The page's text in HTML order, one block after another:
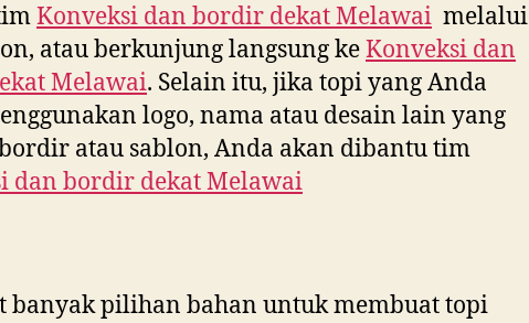
Konveksi dan bordir dekatMelawai melalui
atau berkunjung langsung keKonveksi dan
Melawai. Selain itu, jika topi yang Anda
logo, nama atau desain lain yang
atau sablon, Anda akan dibantu tim
dan bordir dekatMelawai
banyak pilihan bahan untuk membuat topi